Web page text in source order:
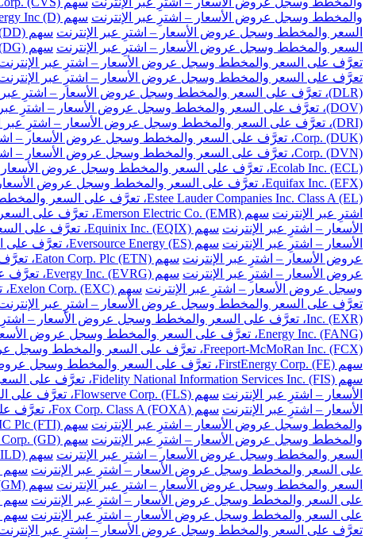
والمخطط وسجل عروض الأسعار – اشترِ عبر الإنترنت سهم Dominion Energy Inc (D)، تعرَّف على السعر والمخطط وسجل عروض الأسعار – اشترِ عبر الإنترنت
السعر والمخطط وسجل عروض الأسعار – اشترِ عبر الإنترنت سهم DuPont de Nemours Inc. (DD)، تعرَّف على السعر والمخطط وسجل عروض الأسعار – اشترِ عبر الإنترنت
السعر والمخطط وسجل عروض الأسعار – اشترِ عبر الإنترنت سهم Dollar General Corp. (DG)، تعرَّف على السعر والمخطط وسجل عروض الأسعار – اشترِ عبر الإنترنت
تعرَّف على السعر والمخطط وسجل عروض الأسعار – اشترِ عبر
تعرَّف على السعر والمخطط وسجل عروض الأسعار – اشترِ عبر
(DLR)، تعرَّف على السعر والمخطط وسجل عروض الأسعار – اشترِ عبر الإنترنت
(DOV)، تعرَّف على السعر والمخطط وسجل عروض الأسعار – اشترِ عبر الإنترنت
(DRI)، تعرَّف على السعر والمخطط وسجل عروض الأسعار – اشترِ عبر الإنترنت
Corp. (DUK)، تعرَّف على السعر والمخطط وسجل عروض الأسعار – اشترِ عبر الإنترنت
Corp. (DVN)، تعرَّف على السعر والمخطط وسجل عروض الأسعار – اشترِ عبر الإنترنت
Ecolab Inc. (ECL)، تعرَّف على السعر والمخطط وسجل عروض الأسعار – اشترِ عبر الإنترنت
Equifax Inc. (EFX)، تعرَّف على السعر والمخطط وسجل عروض الأسعار – اشترِ عبر الإنترنت
Estee Lauder Companies Inc. Class A (EL)، تعرَّف على السعر والمخطط وسجل عروض الأسعار – اشترِ عبر الإنترنت
اشترِ عبر الإنترنت سهم Emerson Electric Co. (EMR)، تعرَّف على السعر والمخطط وسجل عروض الأسعار – اشترِ عبر الإنترنت
الأسعار – اشترِ عبر الإنترنت سهم Equinix Inc. (EQIX)، تعرَّف على السعر والمخطط وسجل عروض الأسعار – اشترِ عبر الإنترنت
الأسعار – اشترِ عبر الإنترنت سهم Eversource Energy (ES)، تعرَّف على السعر والمخطط وسجل عروض الأسعار – اشترِ عبر الإنترنت
عروض الأسعار – اشترِ عبر الإنترنت سهم Eaton Corp. Plc (ETN)، تعرَّف على السعر والمخطط وسجل عروض الأسعار – اشترِ عبر الإنترنت
عروض الأسعار – اشترِ عبر الإنترنت سهم Evergy Inc. (EVRG)، تعرَّف على السعر والمخطط وسجل عروض الأسعار – اشترِ عبر الإنترنت
وسجل عروض الأسعار – اشترِ عبر الإنترنت سهم Exelon Corp. (EXC)، تعرَّف على السعر والمخطط وسجل عروض الأسعار – اشترِ عبر الإنترنت
تعرَّف على السعر والمخطط وسجل عروض الأسعار – اشترِ عبر
Inc. (EXR)، تعرَّف على السعر والمخطط وسجل عروض الأسعار – اشترِ عبر الإنترنت
Energy Inc. (FANG)، تعرَّف على السعر والمخطط وسجل عروض الأسعار – اشترِ عبر الإنترنت
Freeport-McMoRan Inc. (FCX)، تعرَّف على السعر والمخطط وسجل عروض الأسعار – اشترِ عبر الإنترنت
سهم FirstEnergy Corp. (FE)، تعرَّف على السعر والمخطط وسجل عروض الأسعار – اشترِ عبر الإنترنت
سهم Fidelity National Information Services Inc. (FIS)، تعرَّف على السعر والمخطط وسجل عروض الأسعار – اشترِ عبر الإنترنت
الأسعار – اشترِ عبر الإنترنت سهم Flowserve Corp. (FLS)، تعرَّف على السعر والمخطط وسجل عروض الأسعار – اشترِ عبر الإنترنت
الأسعار – اشترِ عبر الإنترنت سهم Fox Corp. Class A (FOXA)، تعرَّف على السعر والمخطط وسجل عروض الأسعار – اشترِ عبر الإنترنت
والمخطط وسجل عروض الأسعار – اشترِ عبر الإنترنت سهم TechnipFMC Plc (FTI)، تعرَّف على السعر والمخطط وسجل عروض الأسعار – اشترِ عبر الإنترنت
والمخطط وسجل عروض الأسعار – اشترِ عبر الإنترنت سهم General Dynamics Corp. (GD)، تعرَّف على السعر والمخطط وسجل عروض الأسعار – اشترِ عبر الإنترنت
السعر والمخطط وسجل عروض الأسعار – اشترِ عبر الإنترنت سهم Gilead Sciences Inc. (GILD)، تعرَّف على السعر والمخطط وسجل عروض الأسعار – اشترِ عبر الإنترنت
على السعر والمخطط وسجل عروض الأسعار – اشترِ عبر الإنترنت سهم Globe Life Inc. (GL)، تعرَّف على السعر والمخطط وسجل عروض الأسعار – اشترِ عبر الإنترنت
السعر والمخطط وسجل عروض الأسعار – اشترِ عبر الإنترنت سهم General Motors Co. (GM)، تعرَّف على السعر والمخطط وسجل عروض الأسعار – اشترِ عبر الإنترنت
على السعر والمخطط وسجل عروض الأسعار – اشترِ عبر الإنترنت سهم Global Payments Inc. (GPN)، تعرَّف على السعر والمخطط وسجل عروض الأسعار – اشترِ عبر الإنترنت
على السعر والمخطط وسجل عروض الأسعار – اشترِ عبر الإنترنت سهم Garmin Ltd. (GRMN)، تعرَّف على السعر والمخطط وسجل عروض الأسعار – اشترِ عبر الإنترنت
تعرَّف على السعر والمخطط وسجل عروض الأسعار – اشترِ عبر